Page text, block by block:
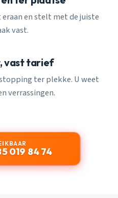
en stelt met de juiste
vast.
vast tarief
ter plekke. U weet
verrassingen.
019 84 74